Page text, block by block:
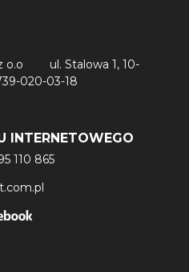
o.o
ul. Stalowa 1, 10-
020-03-18
INTERNETOWEGO
110 865